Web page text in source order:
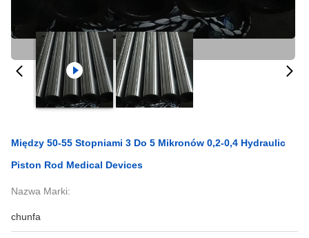
Między 50-55 Stopniami 3 Do 5 Mikronów 0,2-0,4 Hydraulic
Piston Rod Medical Devices
Nazwa Marki:
chunfa